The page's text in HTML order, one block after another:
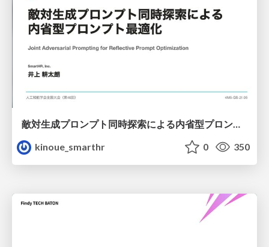
敵対生成プロンプト同時探索による内省型プロンプト最適化
kinoue_smarthr
0 350